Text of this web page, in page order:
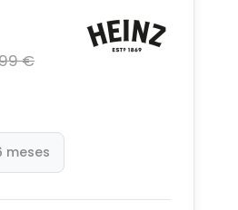
€
meses